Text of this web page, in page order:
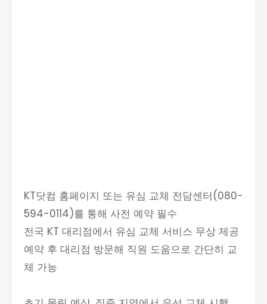
KT닷컴 홈페이지 또는 유심 교체 전담센터(080-
594-0114)를 통해 사전 예약 필수
전국 KT 대리점에서 유심 교체 서비스 무상 제공
예약 후 대리점 방문해 직원 도움으로 간단히 교
체 가능